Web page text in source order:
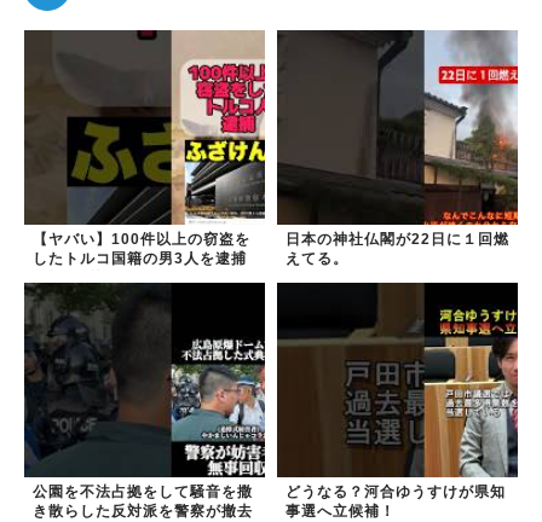
【ヤバい】100件以上の窃盗を
したトルコ国籍の男3人を逮捕
日本の神社仏閣が22日に１回燃
えてる。
公園を不法占拠をして騒音を撒
き散らした反対派を警察が撤去
どうなる？河合ゆうすけが県知
事選へ立候補！